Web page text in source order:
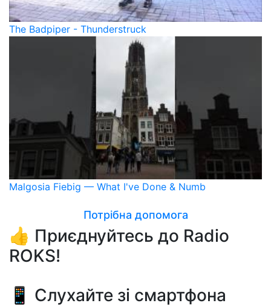
The Badpiper - Thunderstruck
Malgosia Fiebig — What I've Done & Numb
Потрібна допомога
👍 Приєднуйтесь до Radio
ROKS!
📱 Слухайте зі смартфона